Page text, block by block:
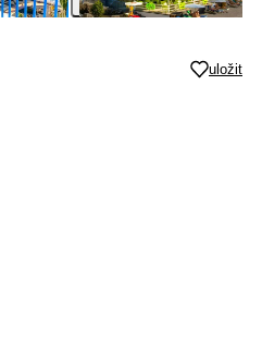
uložit